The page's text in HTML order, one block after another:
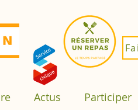
Actus Participer